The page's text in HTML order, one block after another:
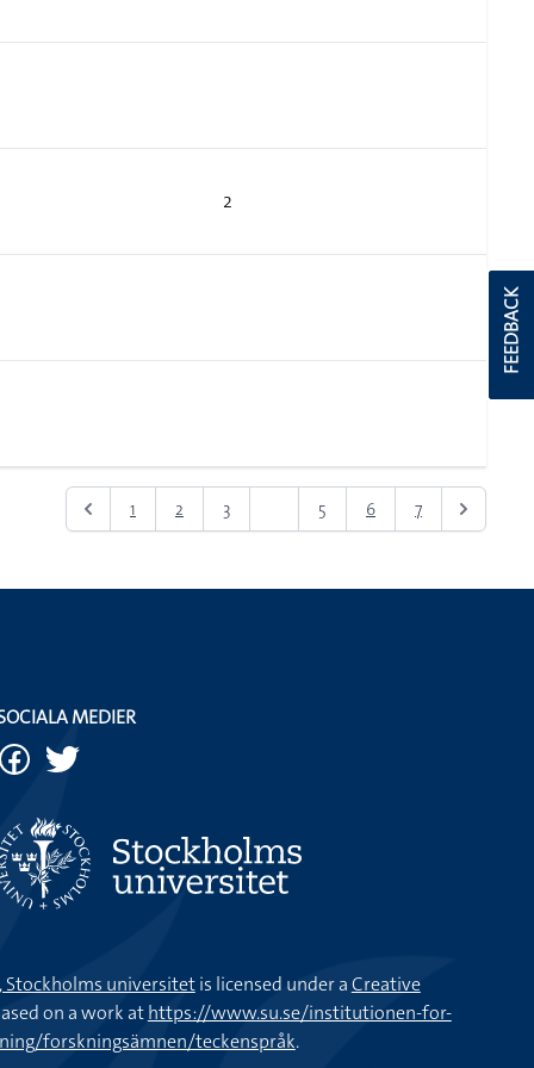
2
1 2 3 5 6 7
FEEDBACK
MEDIER
universitetis licensed under aCreative
on a work athttps://www.su.se/institutionen-for-
forskningsämnen/teckenspråk.